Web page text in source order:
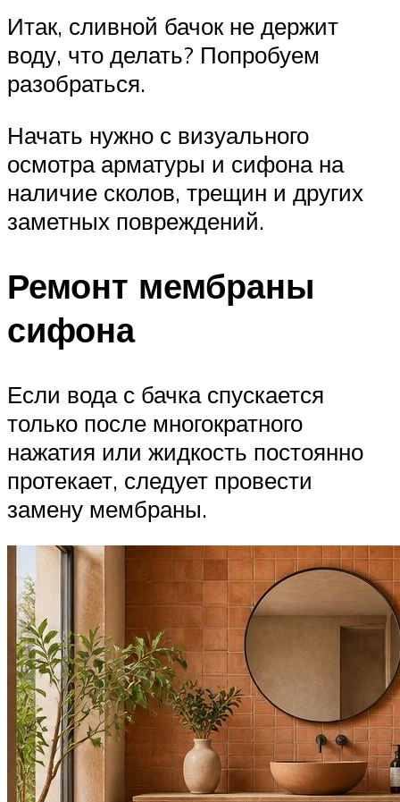
Итак, сливной бачок не держит
воду, что делать? Попробуем
разобраться.
Начать нужно с визуального
осмотра арматуры и сифона на
наличие сколов, трещин и других
заметных повреждений.
Ремонт мембраны
сифона
Если вода с бачка спускается
только после многократного
нажатия или жидкость постоянно
протекает, следует провести
замену мембраны.